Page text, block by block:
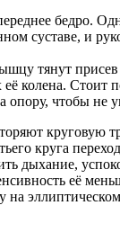
бедро.
суставе, и
тянут присев
её колена. Стоит
опору, чтобы не
круговую
круга
дыхание,
её